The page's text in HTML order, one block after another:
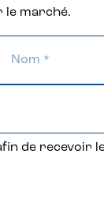
le marché.
de recevoir